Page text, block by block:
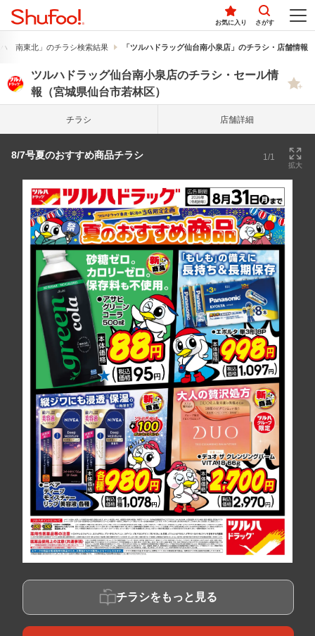
お気に入り さがす
南東北」のチラシ検索結果 「ツルハドラッグ仙台南小泉店」のチラシ・店舗情報
ツルハドラッグ仙台南小泉店のチラシ・セール情
報（宮城県仙台市若林区）
チラシ 店舗詳細
8/7号夏のおすすめ商品チラシ 1/1
拡大
チラシをもっと見る